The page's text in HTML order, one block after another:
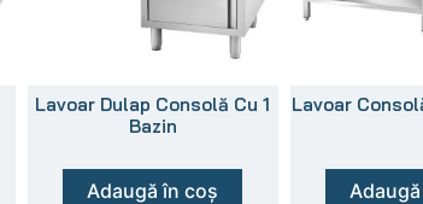
Lavoar Dulap Consolă Cu 1
Bazin
Adaugă în coș
Lavoar